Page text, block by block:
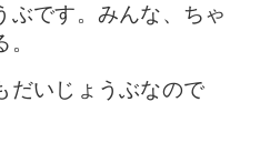
ぶです。みんな、ちゃ
だいじょうぶなので